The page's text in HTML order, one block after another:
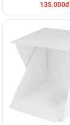
135.000đ